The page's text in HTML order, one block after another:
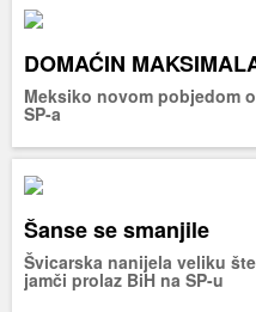
DOMAĆIN
Meksiko novom pobjedom
SP-a
Šanse se smanjile
Švicarska nanijela veliku
jamči prolaz BiH na SP-u